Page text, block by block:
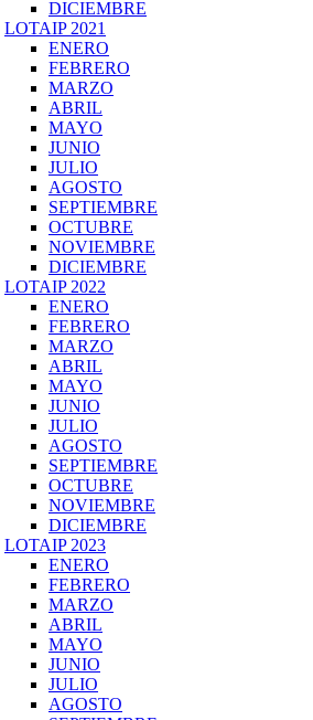
DICIEMBRE
LOTAIP 2021
ENERO
FEBRERO
MARZO
ABRIL
MAYO
JUNIO
JULIO
AGOSTO
SEPTIEMBRE
OCTUBRE
NOVIEMBRE
DICIEMBRE
LOTAIP 2022
ENERO
FEBRERO
MARZO
ABRIL
MAYO
JUNIO
JULIO
AGOSTO
SEPTIEMBRE
OCTUBRE
NOVIEMBRE
DICIEMBRE
LOTAIP 2023
ENERO
FEBRERO
MARZO
ABRIL
MAYO
JUNIO
JULIO
AGOSTO